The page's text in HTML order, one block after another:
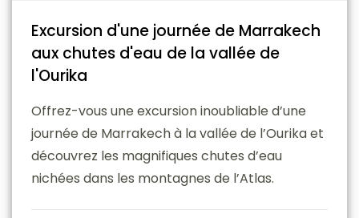
Excursion d'une journée de Marrakech
aux chutes d'eau de la vallée de
l'Ourika
Offrez-vous une excursion inoubliable d’une
journée de Marrakech à la vallée de l’Ourika et
découvrez les magnifiques chutes d’eau
nichées dans les montagnes de l’Atlas.